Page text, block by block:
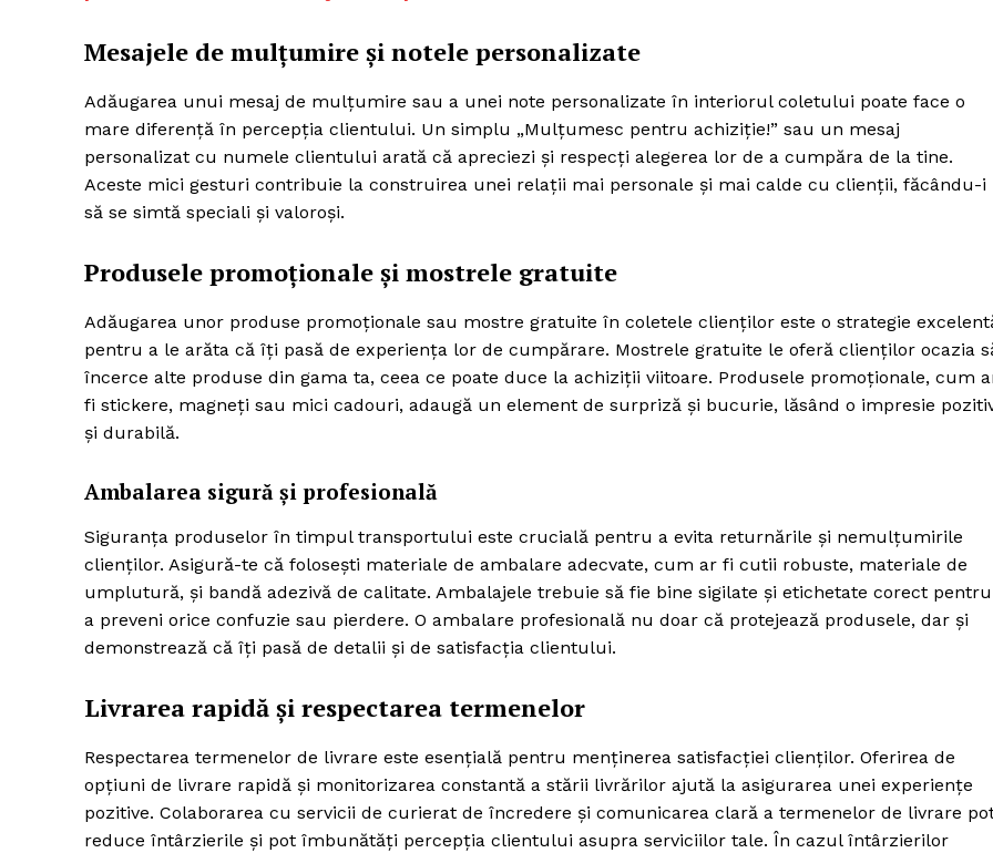
Mesajele de mulțumire și notele personalizate
Adăugarea unui mesaj de mulțumire sau a unei note personalizate în interiorul coletului poate face o
mare diferență în percepția clientului. Un simplu „Mulțumesc pentru achiziție!” sau un mesaj
personalizat cu numele clientului arată că apreciezi și respecți alegerea lor de a cumpăra de la tine.
Aceste mici gesturi contribuie la construirea unei relații mai personale și mai calde cu clienții, făcându-i
să se simtă speciali și valoroși.
Produsele promoționale și mostrele gratuite
Adăugarea unor produse promoționale sau mostre gratuite în coletele clienților este o strategie
pentru a le arăta că îți pasă de experiența lor de cumpărare. Mostrele gratuite le oferă clienților ocazia
încerce alte produse din gama ta, ceea ce poate duce la achiziții viitoare. Produsele promoționale, cum
fi stickere, magneți sau mici cadouri, adaugă un element de surpriză și bucurie, lăsând o impresie
și durabilă.
Ambalarea sigură și profesională
Siguranța produselor în timpul transportului este crucială pentru a evita returnările și nemulțumirile
clienților. Asigură-te că folosești materiale de ambalare adecvate, cum ar fi cutii robuste, materiale de
umplutură, și bandă adezivă de calitate. Ambalajele trebuie să fie bine sigilate și etichetate corect pentru
a preveni orice confuzie sau pierdere. O ambalare profesională nu doar că protejează produsele, dar și
demonstrează că îți pasă de detalii și de satisfacția clientului.
Livrarea rapidă și respectarea termenelor
Respectarea termenelor de livrare este esențială pentru menținerea satisfacției clienților. Oferirea de
opțiuni de livrare rapidă și monitorizarea constantă a stării livrărilor ajută la asigurarea unei experiențe
pozitive. Colaborarea cu servicii de curierat de încredere și comunicarea clară a termenelor de livrare
reduce întârzierile și pot îmbunătăți percepția clientului asupra serviciilor tale. În cazul întârzierilor